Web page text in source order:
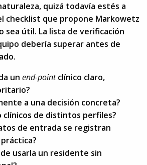
quizá todavía estés a
checklist que propone Markowetz
sea útil. La lista de verificación
debería superar antes de
un end-pointclínico claro,
a una decisión concreta?
clínicos de distintos perfiles?
de entrada se registran
usarla un residente sin